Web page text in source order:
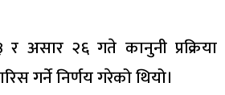
असार २६ गते कानुनी प्रक्रिया
गर्ने निर्णय गरेको थियो।